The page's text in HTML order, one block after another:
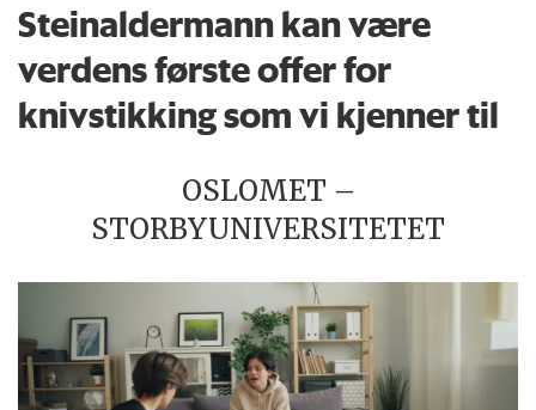
Steinaldermann kan være
verdens første offer for
knivstikking som vi kjenner til
OSLOMET –
STORBYUNIVERSITETET